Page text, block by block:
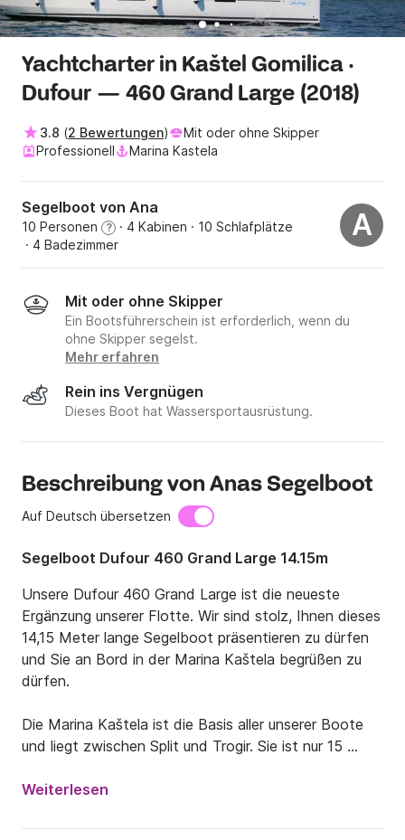
Yachtcharter in Kaštel Gomilica ·
Dufour — 460 Grand Large (2018)
3.8 (2 Bewertungen)
Mit oder ohne Skipper
Professionell
Marina Kastela
Segelboot von Ana
10 Personen ? · 4 Kabinen · 10 Schlafplätze
· 4 Badezimmer
A
Mit oder ohne Skipper
Ein Bootsführerschein ist erforderlich, wenn du
ohne Skipper segelst.
Mehr erfahren
Rein ins Vergnügen
Dieses Boot hat Wassersportausrüstung.
Beschreibung von Anas Segelboot
Auf Deutsch übersetzen
Segelboot Dufour 460 Grand Large 14.15m
Unsere Dufour 460 Grand Large ist die neueste
Ergänzung unserer Flotte. Wir sind stolz, Ihnen dieses
14,15 Meter lange Segelboot präsentieren zu dürfen
und Sie an Bord in der Marina Kaštela begrüßen zu
dürfen.
Die Marina Kaštela ist die Basis aller unserer Boote
und liegt zwischen Split und Trogir. Sie ist nur 15
Flughafen, sodass es nicht allzu schwierig sein wird,
Weiterlesen